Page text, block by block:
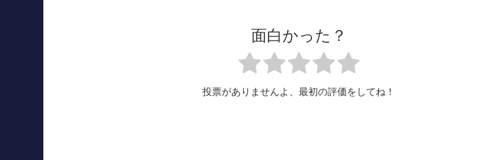
面白かった？
投票がありませんよ、最初の評価をしてね！